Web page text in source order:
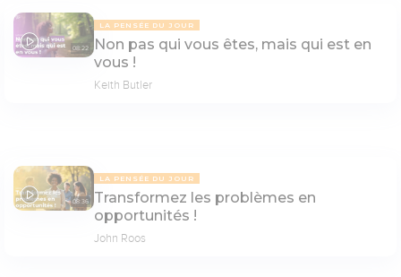
08:22
LA PENSÉE DU JOUR
Non pas qui vous êtes, mais qui est en
vous !
Keith Butler
08:36
LA PENSÉE DU JOUR
Transformez les problèmes en
opportunités !
John Roos